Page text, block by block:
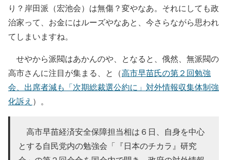
り？岸田派（宏池会）は無傷？変やなあ。それにしても政
治家って、お金にはルーズやなあと、今さらながら思われ
てしまいますね。
せやから派閥はあかんのや、となると、俄然、無派閥の
高市さんに注目が集まる、と（高市早苗氏の第２回勉強
会、出席者減も「次期総裁選公約に」対外情報収集体制強
化訴え ）。
高市早苗経済安全保障担当相は６日、自身を中心
とする自民党内の勉強会「『日本のチカラ』研究